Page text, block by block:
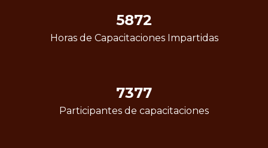
5872
Horas de Capacitaciones Impartidas
7377
Participantes de capacitaciones